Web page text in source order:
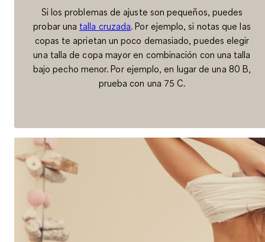
Si los problemas de ajuste son pequeños, puedes
probar una talla cruzada. Por ejemplo, si notas que las
copas te aprietan un poco demasiado, puedes elegir
una talla de copa mayor en combinación con una talla
bajo pecho menor. Por ejemplo, en lugar de una 80 B,
prueba con una 75 C.